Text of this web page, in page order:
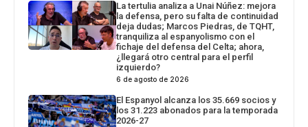
La tertulia analiza a Unai Núñez: mejora
la defensa, pero su falta de continuidad
deja dudas; Marcos Piedras, de TQHT,
tranquiliza al espanyolismo con el
fichaje del defensa del Celta; ahora,
¿llegará otro central para el perfil
izquierdo?
6 de agosto de 2026
El Espanyol alcanza los 35.669 socios y
los 31.223 abonados para la temporada
2026-27